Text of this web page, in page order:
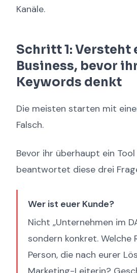
Kanäle.
Schritt 1: Versteht
Business, bevor
Keywords denkt
Die meisten starten mit
Falsch.
Bevor ihr überhaupt ein
beantwortet diese drei
Wer ist euer Kunde?
Nicht „Unternehmen im
sondern konkret. Welche
Person, die nach eurer